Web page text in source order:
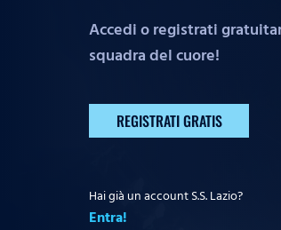
Accedi o registrati
squadra del cuore!
REGISTRATI GRATIS
Hai già un account S.S. Lazio?
Entra!